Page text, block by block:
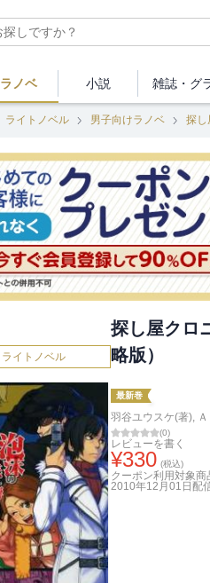
ラノベ 小説 雑誌・ グ
ライトノベル 男子向けラノベ 探し
ライトノベル
探し屋クロ
略版）
最新巻
羽谷ユウスケ(著),
(0)
レビューを書く
¥330 (税込)
クーポン利用対象商
2010年12月01日 配